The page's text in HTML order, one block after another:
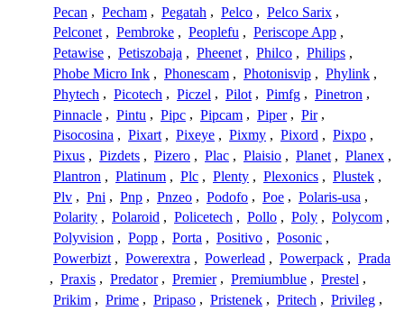
Pecan , Pecham , Pegatah , Pelco , Pelco Sarix ,
Pelconet , Pembroke , Peoplefu , Periscope App ,
Petawise , Petiszobaja , Pheenet , Philco , Philips ,
Phobe Micro Ink , Phonescam , Photonisvip , Phylink ,
Phytech , Picotech , Piczel , Pilot , Pimfg , Pinetron ,
Pinnacle , Pintu , Pipc , Pipcam , Piper , Pir ,
Pisocosina , Pixart , Pixeye , Pixmy , Pixord , Pixpo ,
Pixus , Pizdets , Pizero , Plac , Plaisio , Planet , Planex ,
Plantron , Platinum , Plc , Plenty , Plexonics , Plustek ,
Plv , Pni , Pnp , Pnzeo , Podofo , Poe , Polaris-usa ,
Polarity , Polaroid , Policetech , Pollo , Poly , Polycom ,
Polyvision , Popp , Porta , Positivo , Posonic ,
Powerbizt , Powerextra , Powerlead , Powerpack , Prada
, Praxis , Predator , Premier , Premiumblue , Prestel ,
Prikim , Prime , Pripaso , Pristenek , Pritech , Privileg ,